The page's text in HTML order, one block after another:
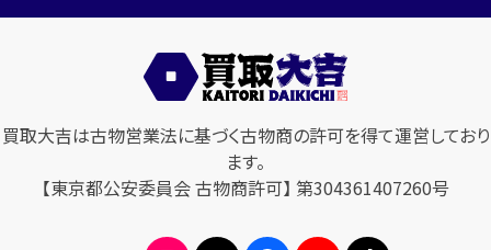
買取大吉は古物営業法に基づく古物商の許可を得て運営しており
ます。
【東京都公安委員会 古物商許可】 第304361407260号